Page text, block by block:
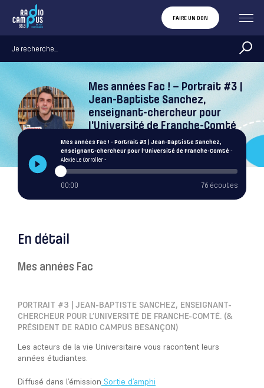
FAIRE UN DON
Mes années Fac ! – Portrait #3 |
Jean-Baptiste Sanchez,
enseignant-chercheur pour
l’Université de Franche-Comté
Alexie Le Corroller
Mes années Fac ! - Portrait #3 | Jean-Baptiste Sanchez,
enseignant-chercheur pour l'Université de Franche-Comté -
Alexie Le Corroller -
00:00 76 écoutes
En détail
Mes années Fac
PORTRAIT #3 | JEAN-BAPTISTE SANCHEZ, ENSEIGNANT-
CHERCHEUR POUR L’UNIVERSITÉ DE FRANCHE-COMTÉ. (&
PRÉSIDENT DE RADIO CAMPUS BESANÇON)
Les acteurs de la vie Universitaire vous racontent leurs
années étudiantes.
Diffusé dans l’émission Sortie d’amphi